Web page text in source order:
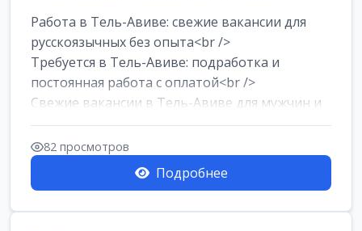
Работа в Тель-Авиве: свежие вакансии для
русскоязычных без опыта<br />
Требуется в Тель-Авиве: подработка и
постоянная работа с оплатой<br />
Свежие вакансии в Тель-Авиве для мужчин и
женщин от хозя...
82 просмотров
Подробнее